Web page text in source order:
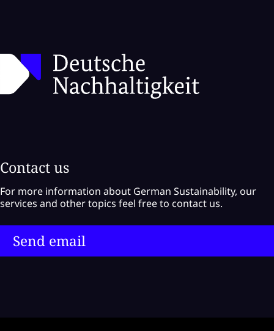
Contact us
For more information about German Sustainability, our
services and other topics feel free to contact us.
Send email